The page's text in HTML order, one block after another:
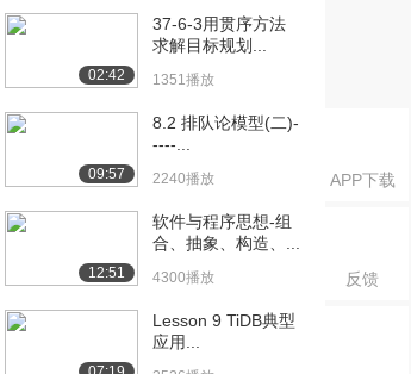
APP下载
反馈
[20] 12 画三维图（上）
1206播放
[21] 12 画三维图（下）
Logistic模...
Logistic模...
07:04
[24] 14 图形句柄与动画
02:42
37-6-3用贯序方法
求解目标规划...
1351播放
09:57
8.2 排队论模型(二)-
----...
2240播放
12:51
软件与程序思想-组
合、抽象、构造、...
4300播放
Lesson 9 TiDB典型
应用...